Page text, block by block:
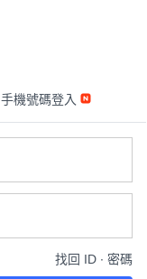
手機號碼登入
找回 ID ∙ 密碼